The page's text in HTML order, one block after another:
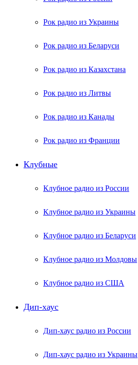
Рок радио из Украины
Рок радио из Беларуси
Рок радио из Казахстана
Рок радио из Литвы
Рок радио из Канады
Рок радио из Франции
Клубные
Клубное радио из России
Клубное радио из Украины
Клубное радио из Беларуси
Клубное радио из Молдовы
Клубное радио из США
Дип-хаус
Дип-хаус радио из России
Дип-хаус радио из Украины